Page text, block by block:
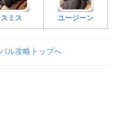
スミス ユージーン
ル攻略トップへ